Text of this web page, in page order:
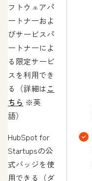
フトウェアパ
ートナーおよ
びサービスパ
ートナーによ
る限定サービ
スを利用でき
る（詳細は こ
ちら ※英
語）
HubSpot for
Startupsの公
式バッジを使
用できる（ダ